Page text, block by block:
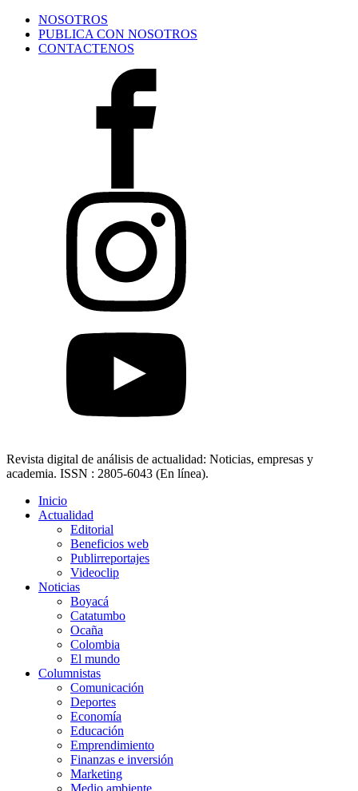
NOSOTROS
PUBLICA CON NOSOTROS
CONTACTENOS
Revista digital de análisis de actualidad: Noticias, empresas y
academia. ISSN : 2805-6043 (En línea).
Inicio
Actualidad
Editorial
Beneficios web
Publirreportajes
Videoclip
Noticias
Boyacá
Catatumbo
Ocaña
Colombia
El mundo
Columnistas
Comunicación
Deportes
Economía
Educación
Emprendimiento
Finanzas e inversión
Marketing
Medio ambiente